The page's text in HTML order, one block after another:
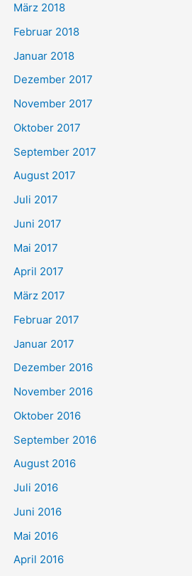
März 2018
Februar 2018
Januar 2018
Dezember 2017
November 2017
Oktober 2017
September 2017
August 2017
Juli 2017
Juni 2017
Mai 2017
April 2017
März 2017
Februar 2017
Januar 2017
Dezember 2016
November 2016
Oktober 2016
September 2016
August 2016
Juli 2016
Juni 2016
Mai 2016
April 2016